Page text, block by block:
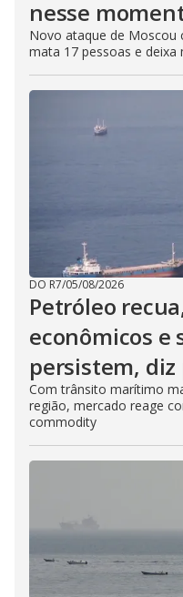
nesse
Novo ataque de
mata 17 pessoas e deixa
DO R7/05/08/2026
Petróleo
econômicos e
persistem,
Com trânsito marítimo
região, mercado reage
commodity